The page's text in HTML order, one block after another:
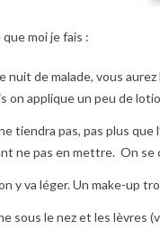
moi je fais :
nuit de malade, vous
on applique un peu de
tiendra pas, pas plus
ne pas en mettre. On se
y va léger. Un make-up
sous le nez et les lèvres